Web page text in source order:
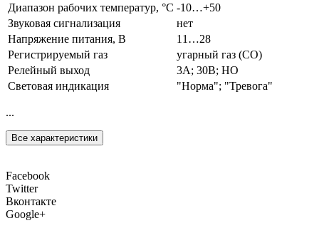
Диапазон рабочих температур, °С -10…+50
Звуковая сигнализация
нет
Напряжение питания, В
11…28
Регистрируемый газ
угарный газ (СО)
Релейный выход
3А; 30В; НО
Световая индикация
"Норма"; "Тревога"
...
Все характеристики
Facebook
Twitter
Вконтакте
Google+